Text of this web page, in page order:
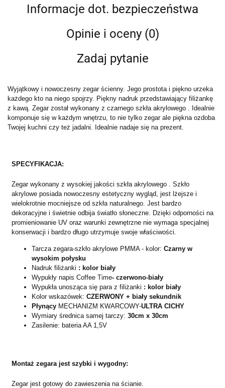
Informacje dot. bezpieczeństwa
Opinie i oceny (0)
Zadaj pytanie
Wyjątkowy i nowoczesny zegar ścienny. Jego prostota i piękno urzeka
każdego kto na niego spojrzy. Piękny nadruk przedstawiający filiżankę
z kawą. Zegar został wykonany z czarnego szkła akrylowego . Idealnie
komponuje się w każdym wnętrzu, to nie tylko zegar ale piękna ozdoba
Twojej kuchni czy też jadalni. Idealnie nadaje się na prezent.
SPECYFIKACJA:
Zegar wykonany z wysokiej jakości szkła akrylowego . Szkło
akrylowe posiada nowoczesny estetyczny wygląd, jest lżejsze i
wielokrotnie mocniejsze od szkła naturalnego. Jest bardzo
dekoracyjne i świetnie odbija światło słoneczne. Dzięki odporności na
promieniowanie UV oraz warunki zewnętrzne nie wymaga specjalnej
konserwacji i bardzo długo utrzymuje swoje właściwości.
Tarcza zegara-szkło akrylowe PMMA - kolor: Czarny w
wysokim połysku
Nadruk filiżanki : kolor biały
Wypukły napis Coffee Time- czerwono-biały
Wypukła unosząca się para z filiżanki : kolor biały
Kolor wskazówek: CZERWONY + biały sekundnik
Płynący MECHANIZM KWARCOWY-ULTRA CICHY
Wymiary średnica samej tarczy: 30cm x 30cm
Zasilenie: bateria AA 1,5V
Montaż zegara jest szybki i wygodny:
Zegar jest gotowy do zawieszenia na ścianie.